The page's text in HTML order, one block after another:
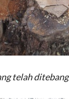
telah ditebang